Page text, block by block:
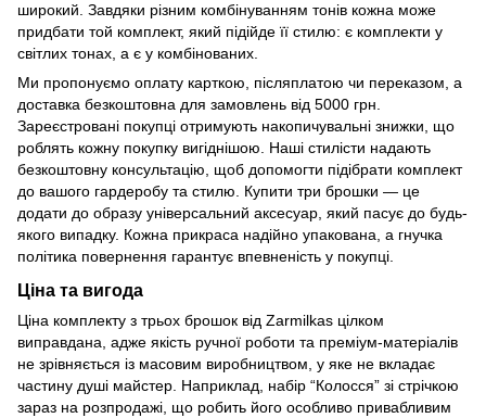
широкий. Завдяки різним комбінуванням тонів кожна може
придбати той комплект, який підійде її стилю: є комплекти у
світлих тонах, а є у комбінованих.
Ми пропонуємо оплату карткою, післяплатою чи переказом, а
доставка безкоштовна для замовлень від 5000 грн.
Зареєстровані покупці отримують накопичувальні знижки, що
роблять кожну покупку вигіднішою. Наші стилісти надають
безкоштовну консультацію, щоб допомогти підібрати комплект
до вашого гардеробу та стилю. Купити три брошки — це
додати до образу універсальний аксесуар, який пасує до будь-
якого випадку. Кожна прикраса надійно упакована, а гнучка
політика повернення гарантує впевненість у покупці.
Ціна та вигода
Ціна комплекту з трьох брошок від Zarmilkas цілком
виправдана, адже якість ручної роботи та преміум-матеріалів
не зрівняється із масовим виробництвом, у яке не вкладає
частину душі майстер. Наприклад, набір “Колосся” зі стрічкою
зараз на розпродажі, що робить його особливо привабливим